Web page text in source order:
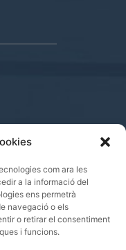
com ara les
a la informació del
ens permetrà
navegació o els
o retirar el consentiment
i funcions.